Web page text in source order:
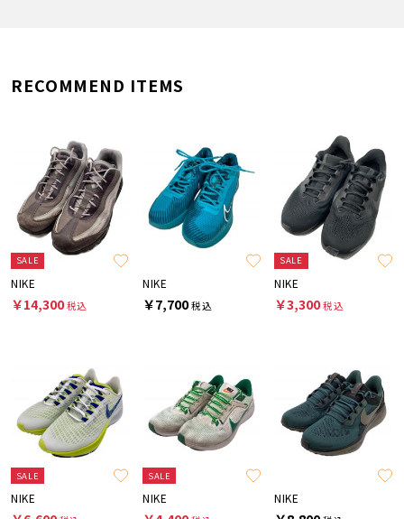
RECOMMEND ITEMS
SALE
NIKE
￥14,300税込
NIKE
￥7,700税込
SALE
NIKE
￥3,300税込
SALE
NIKE
SALE
NIKE NIKE